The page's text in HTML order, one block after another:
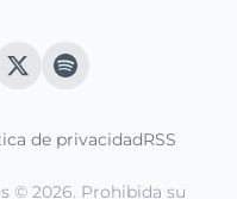
de privacidadRSS
© 2026. Prohibida su